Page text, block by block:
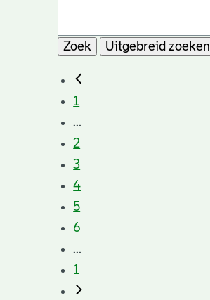
Zoek
Uitgebreid zoeken
1
...
2
3
4
5
6
...
1